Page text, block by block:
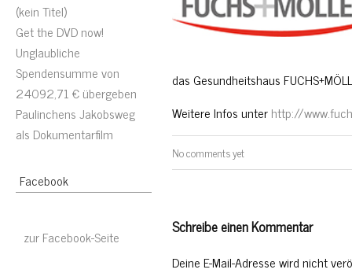
(kein Titel)
Get the DVD now!
Unglaubliche
Spendensumme von
24092,71 € übergeben
Paulinchens Jakobsweg
als Dokumentarfilm
Facebook
zur Facebook-Seite
das Gesundheitshaus
Weitere Infos unterhttp://
No comments yet
Schreibe einen Kommentar
Deine E-Mail-Adresse wird nicht